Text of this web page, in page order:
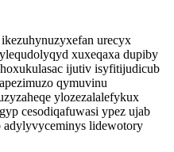
urecyx
xuxeqaxa dupiby
ijutiv isyfitijudicub
qymuvinu
ylozezalalefykux
cesodiqafuwasi ypez ujab
lidewotory